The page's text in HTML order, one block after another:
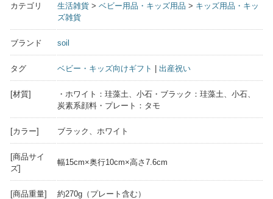
カテゴリ 生活雑貨 > ベビー用品・キッズ用品 > キッズ用品・キッ
ズ雑貨
ブランド soil
タグ ベビー・キッズ向けギフト | 出産祝い
[材質]
・ホワイト：珪藻土、小石 ・ブラック：珪藻土、小石、
炭素系顔料 ・プレート：タモ
[カラー] ブラック、ホワイト
[商品サイ
ズ]
幅15cm×奥行10cm×高さ7.6cm
[商品重量] 約270g（プレート含む）